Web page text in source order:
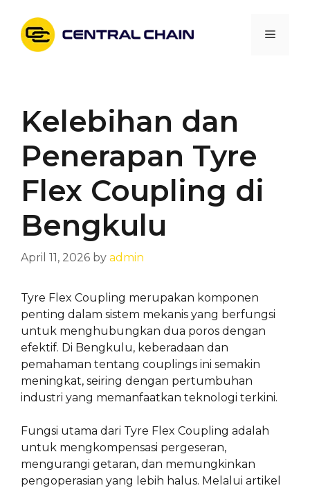
content
Menu
Kelebihan dan
Penerapan Tyre
Flex Coupling di
Bengkulu
April 11, 2026 by admin
Tyre Flex Coupling merupakan komponen
penting dalam sistem mekanis yang berfungsi
untuk menghubungkan dua poros dengan
efektif. Di Bengkulu, keberadaan dan
pemahaman tentang couplings ini semakin
meningkat, seiring dengan pertumbuhan
industri yang memanfaatkan teknologi terkini.
Fungsi utama dari Tyre Flex Coupling adalah
untuk mengkompensasi pergeseran,
mengurangi getaran, dan memungkinkan
pengoperasian yang lebih halus. Melalui artikel